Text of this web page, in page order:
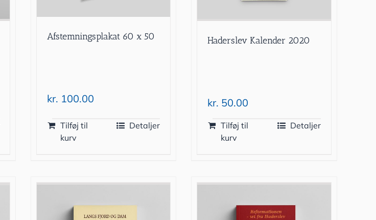
Afstemningsplakat 60 x 50
kr. 100.00
Tilføj til
kurv
Detaljer
Haderslev Kalender 2020
kr. 50.00
Tilføj til
kurv
Detaljer